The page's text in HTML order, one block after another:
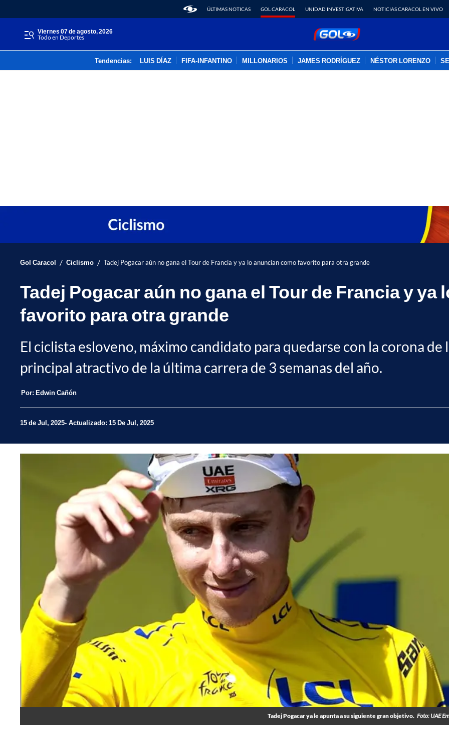
ÚLTIMAS NOTICAS GOL CARACOL UNIDAD INVESTIGATIVA NOTICIAS CARACOL EN VIVO
viernes 07 de agosto, 2026
Todo en Deportes
Tendencias: LUIS DÍAZ FIFA-INFANTINO MILLONARIOS JAMES RODRÍGUEZ NÉSTOR LORENZO
Gol Caracol / Ciclismo / Tadej Pogacar aún no gana el Tour de Francia y ya lo anuncian como favorito para otra grande
Tadej Pogacar aún no gana el Tour de Francia y ya
favorito para otra grande
El ciclista esloveno, máximo candidato para quedarse con la corona de
principal atractivo de la última carrera de 3 semanas del año.
Por: Edwin Cañón
15 de Jul, 2025 Actualizado: 15 De Jul, 2025
Tadej Pogacar ya le apunta a su siguiente gran objetivo. Foto: UAE